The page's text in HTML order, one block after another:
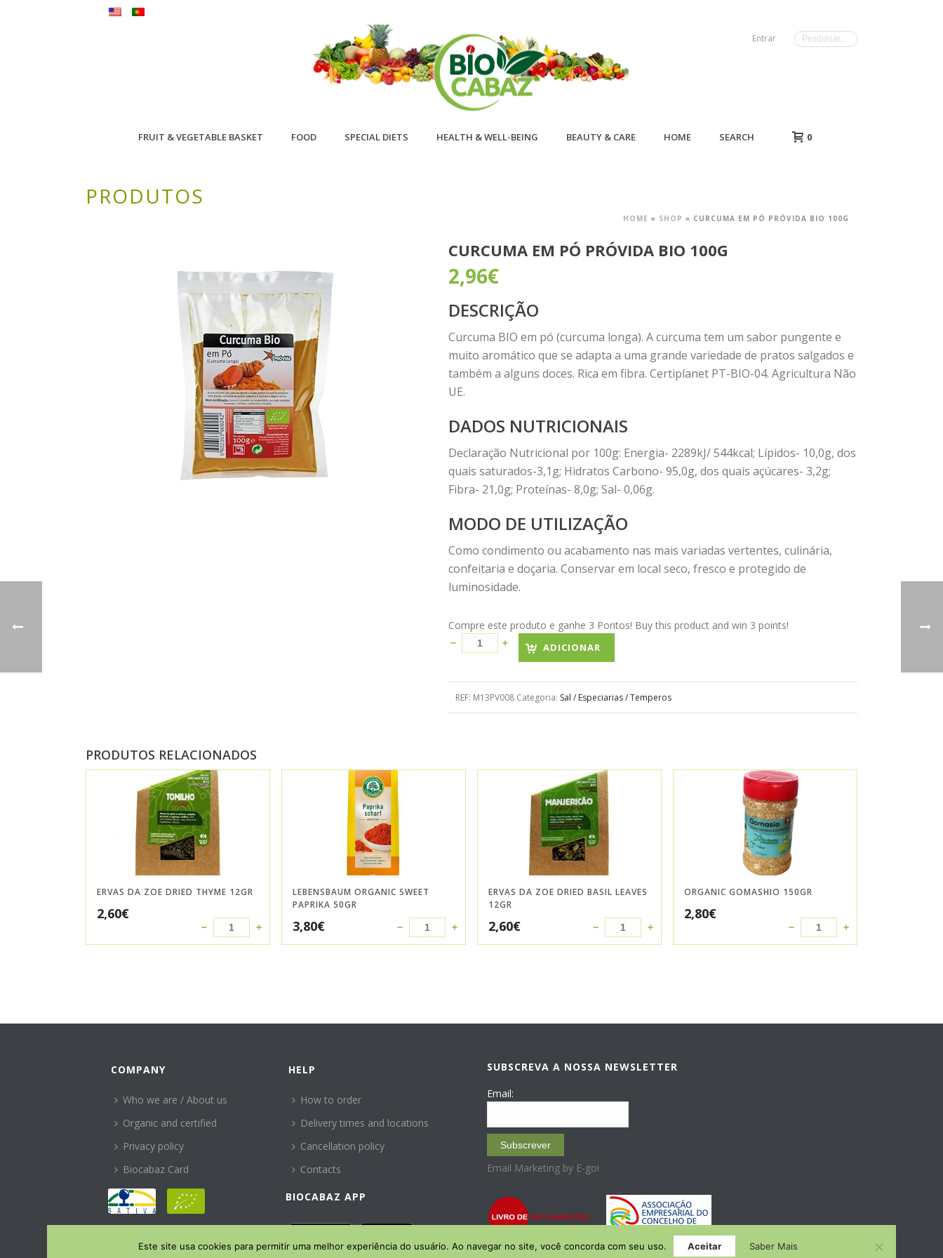
Entrar
FRUIT & VEGETABLE BASKET FOOD SPECIAL DIETS HEALTH & WELL-BEING BEAUTY & CARE HOME SEARCH 0
PRODUTOS
HOME » SHOP » CURCUMA EM PÓ PRÓVIDA BIO 100G
CURCUMA EM PÓ PRÓVIDA BIO 100G
2,96€
DESCRIÇÃO
Curcuma BIO em pó (curcuma longa). A curcuma tem um sabor pungente e
muito aromático que se adapta a uma grande variedade de pratos salgados e
também a alguns doces. Rica em fibra. Certiplanet PT-BIO-04. Agricultura Não
UE.
DADOS NUTRICIONAIS
Declaração Nutricional por 100g: Energia- 2289kJ/ 544kcal; Lípidos- 10,0g, dos
quais saturados-3,1g; Hidratos Carbono- 95,0g, dos quais açúcares- 3,2g;
Fibra- 21,0g; Proteínas- 8,0g; Sal- 0,06g.
MODO DE UTILIZAÇÃO
Como condimento ou acabamento nas mais variadas vertentes, culinária,
confeitaria e doçaria. Conservar em local seco, fresco e protegido de
luminosidade.
Compre este produto e ganhe 3 Pontos! Buy this product and win 3 points!
ADICIONAR
REF: M13PV008 Categoria: Sal / Especiarias / Temperos
PRODUTOS RELACIONADOS
ERVAS DA ZOE DRIED THYME 12GR
2,60€
LEBENSBAUM ORGANIC SWEET
PAPRIKA 50GR
3,80€
ERVAS DA ZOE DRIED BASIL LEAVES
12GR
2,60€
ORGANIC GOMASHIO 150GR
2,80€
COMPANY
Who we are / About us
Organic and certified
Privacy policy
Biocabaz Card
HELP
How to order
Delivery times and locations
Cancellation policy
Contacts
BIOCABAZ APP
SUBSCREVA A NOSSA NEWSLETTER
Email:
Subscrever
Email Marketing by E-goi
Este site usa cookies para permitir uma melhor experiência do usuário. Ao navegar no site, você concorda com seu uso. Aceitar Saber Mais